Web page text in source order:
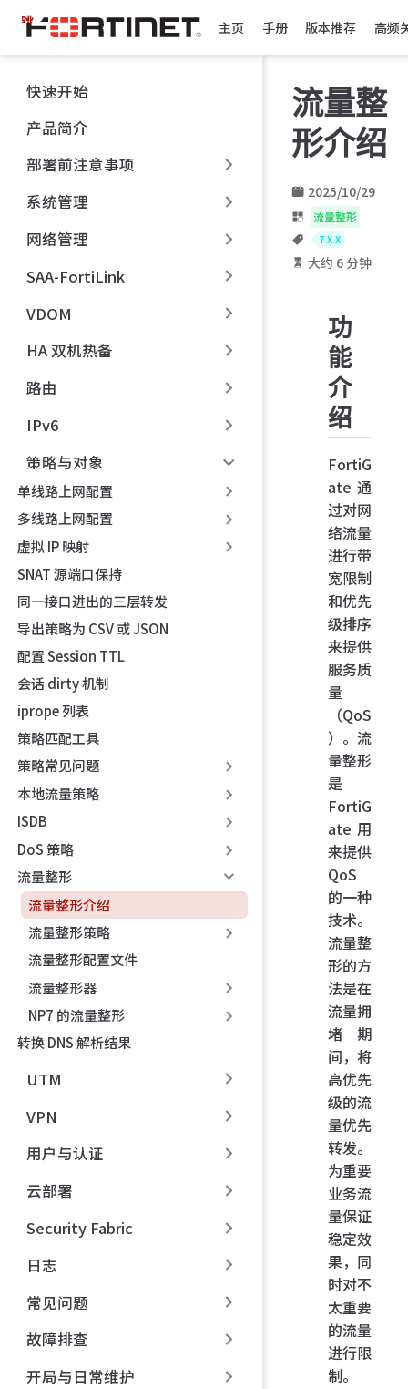
跳
至
主
內
容
主页 手册 版本推荐 高频
快速开始
产品简介
部署前注意事项
系统管理
网络管理
SAA-FortiLink
VDOM
HA 双机热备
路由
IPv6
策略与对象
单线路上网配置
多线路上网配置
虚拟 IP 映射
SNAT 源端口保持
同一接口进出的三层转发
导出策略为 CSV 或 JSON
配置 Session TTL
会话 dirty 机制
iprope 列表
策略匹配工具
策略常见问题
本地流量策略
ISDB
DoS 策略
流量整形
流量整形介绍
流量整形策略
流量整形配置文件
流量整形器
NP7 的流量整形
转换 DNS 解析结果
UTM
VPN
用户与认证
云部署
Security Fabric
日志
常见问题
故障排查
开局与日常维护
流量整
形介绍
2025/10/29
流量整形
7.X.X
大约 6 分钟
功
能
介
绍
FortiG
ate 通
过对网
络流量
进行带
宽限制
和优先
级排序
来提供
服务质
量
（QoS
）。流
量整形
是
FortiG
ate 用
来提供
QoS
的一种
技术。
流量整
形的方
法是在
流量拥
堵期
间，将
高优先
级的流
量优先
转发。
为重要
业务流
量保证
稳定效
果，同
时对不
太重要
的流量
进行限
制。